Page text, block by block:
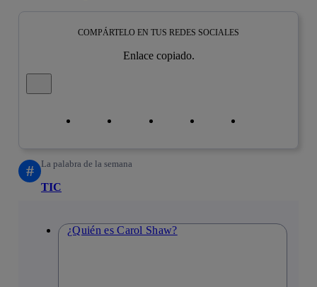
COMPÁRTELO EN TUS REDES SOCIALES
Enlace copiado.
# La palabra de la semana
TIC
¿Quién es Carol Shaw?